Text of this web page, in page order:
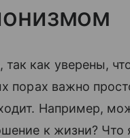
как уверены,
порах важно
Например,
к жизни? Что